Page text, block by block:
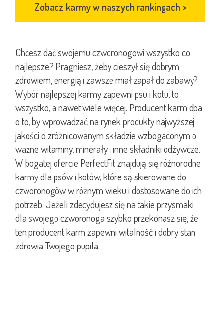
Zobacz karmy w naszych rankingach >
Chcesz dać swojemu czworonogowi wszystko co
najlepsze? Pragniesz, żeby cieszył się dobrym
zdrowiem, energią i zawsze miał zapał do zabawy?
Wybór najlepszej karmy zapewni psu i kotu, to
wszystko, a nawet wiele więcej. Producent karm dba
o to, by wprowadzać na rynek produkty najwyższej
jakości o zróżnicowanym składzie wzbogaconym o
ważne witaminy, minerały i inne składniki odżywcze.
W bogatej ofercie PerfectFit znajdują się różnorodne
karmy dla psów i kotów, które są skierowane do
czworonogów w różnym wieku i dostosowane do ich
potrzeb. Jeżeli zdecydujesz się na takie przysmaki
dla swojego czworonoga szybko przekonasz się, że
ten producent karm zapewni witalność i dobry stan
zdrowia Twojego pupila.